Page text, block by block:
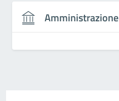
Amministrazione